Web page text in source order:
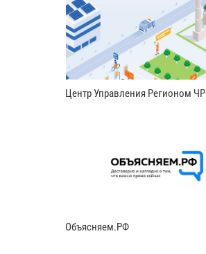
Центр Управления Регионом ЧР
Объясняем.РФ